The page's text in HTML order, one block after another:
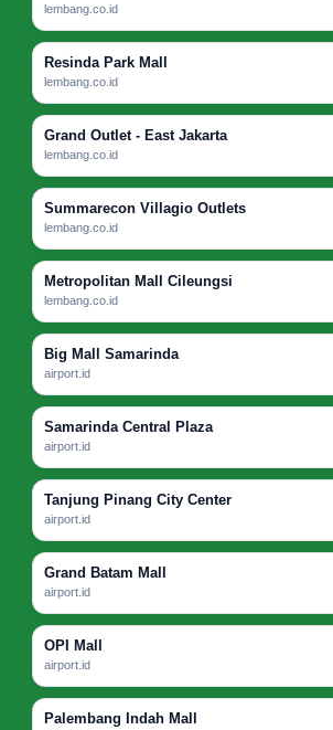
lembang.co.id
Resinda Park Mall
lembang.co.id
Grand Outlet - East Jakarta
lembang.co.id
Summarecon Villagio Outlets
lembang.co.id
Metropolitan Mall Cileungsi
lembang.co.id
Big Mall Samarinda
airport.id
Samarinda Central Plaza
airport.id
Tanjung Pinang City Center
airport.id
Grand Batam Mall
airport.id
OPI Mall
airport.id
Palembang Indah Mall